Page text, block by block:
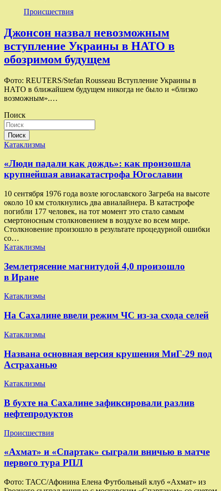
Происшествия
Джонсон назвал невозможным
вступление Украины в НАТО в
обозримом будущем
Фото: REUTERS/Stefan Rousseau Вступление Украины в
НАТО в ближайшем будущем никогда не было и «близко
возможным».…
Поиск
Поиск
Катаклизмы
«Люди падали как дождь»: как произошла
крупнейшая авиакатастрофа Югославии
10 сентября 1976 года возле югославского Загреба на высоте
около 10 км столкнулись два авиалайнера. В катастрофе
погибли 177 человек, на тот момент это стало самым
смертоносным столкновением в воздухе во всем мире.
Столкновение произошло в результате процедурной ошибки
со…
Катаклизмы
Землетрясение магнитудой 4,0 произошло
в Иране
Катаклизмы
На Сахалине ввели режим ЧС из-за схода селей
Катаклизмы
Названа основная версия крушения МиГ-29 под
Астраханью
Катаклизмы
В бухте на Сахалине зафиксировали разлив
нефтепродуктов
Происшествия
«Ахмат» и «Спартак» сыграли вничью в матче
первого тура РПЛ
Фото: ТАСС/Афонина Елена Футбольный клуб «Ахмат» из